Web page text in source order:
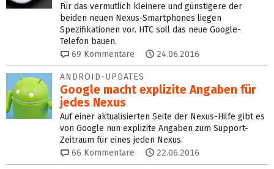
Für das vermutlich kleinere und günstigere der
beiden neuen Nexus-Smartphones liegen
Spezifikationen vor. HTC soll das neue Google-
Telefon bauen.
69 Kommentare 24.06.2016
ANDROID-UPDATES
Google macht explizite Angaben für
jedes Nexus
Auf einer aktualisierten Seite der Nexus-Hilfe gibt es
von Google nun explizite Angaben zum Support-
Zeitraum für eines jeden Nexus.
66 Kommentare 22.06.2016